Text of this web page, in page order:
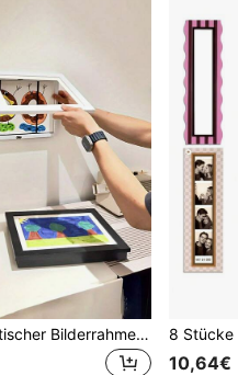
1 Stück magnetischer Bilderrahmen - einfach zu öffnen für schnelle Displaywechsel - vielseitige Wanddekoration für Zuhause & Büro - ideal für Feiertage & Geschenkideen
10,64€